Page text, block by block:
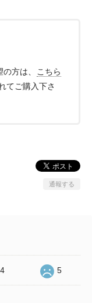
方は、
こちら
てご購入下さ
通報する
5